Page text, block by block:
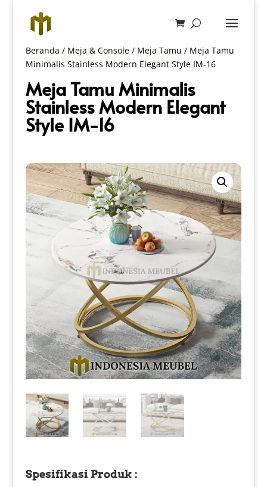
Beranda / Meja & Console/ Meja Tamu / Meja Tamu
Minimalis Stainless Modern Elegant Style IM-16
Meja Tamu Minimalis
Stainless Modern Elegant
Style IM-16
Spesifikasi Produk :